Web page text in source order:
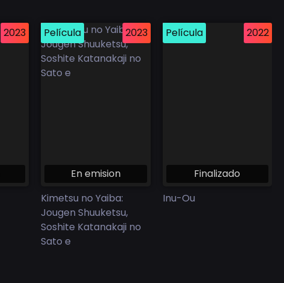
2023 Película 2023
En emision
Kimetsu no Yaiba:
Jougen Shuuketsu,
Soshite Katanakaji no
Sato e
Película 2022
Finalizado
Inu-Ou